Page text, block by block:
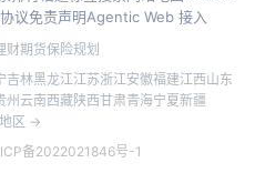
议免责声明Agentic Web 接入
财期货保险规划
吉林黑龙江江苏浙江安徽福建江西山东
州云南西藏陕西甘肃青海宁夏新疆
区 →
备2022021846号-1